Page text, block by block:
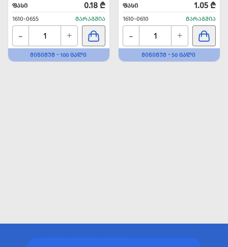
ᲤᲐᲡᲘ 0.18 ₾
1610-0655 ᲛᲐᲠᲐᲒᲨᲘᲐ
- +
ᲛᲘᲜᲘᲛᲣᲛ - 100 ᲪᲐᲚᲘ
ᲤᲐᲡᲘ 1.05 ₾
1610-0610 ᲛᲐᲠᲐᲒᲨᲘᲐ
- +
ᲛᲘᲜᲘᲛᲣᲛ - 50 ᲪᲐᲚᲘ